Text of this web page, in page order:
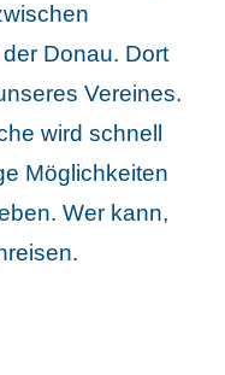
Donau. Dort
Vereines.
wird schnell
Möglichkeiten
Wer kann,